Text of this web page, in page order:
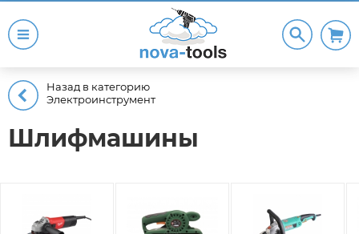
Назад в категорию
Электроинструмент
Шлифмашины